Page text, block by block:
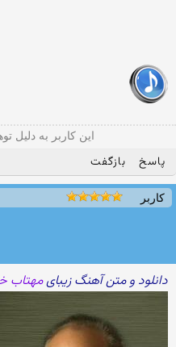
این کاربر به دلیل
پاسخ بازگفت
کاربر
دانلود و متن آهنگ زیبایمهتاب